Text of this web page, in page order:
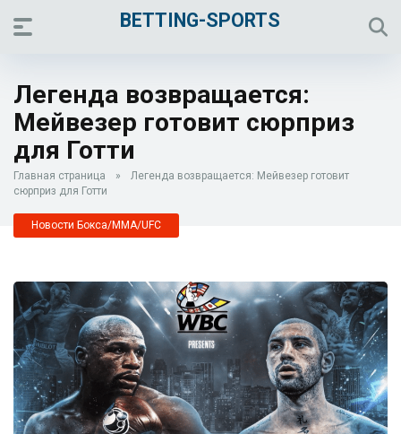
BETTING-SPORTS
Легенда возвращается:
Мейвезер готовит сюрприз
для Готти
Главная страница »
Легенда возвращается: Мейвезер готовит
сюрприз для Готти
Новости Бокса/MMA/UFC